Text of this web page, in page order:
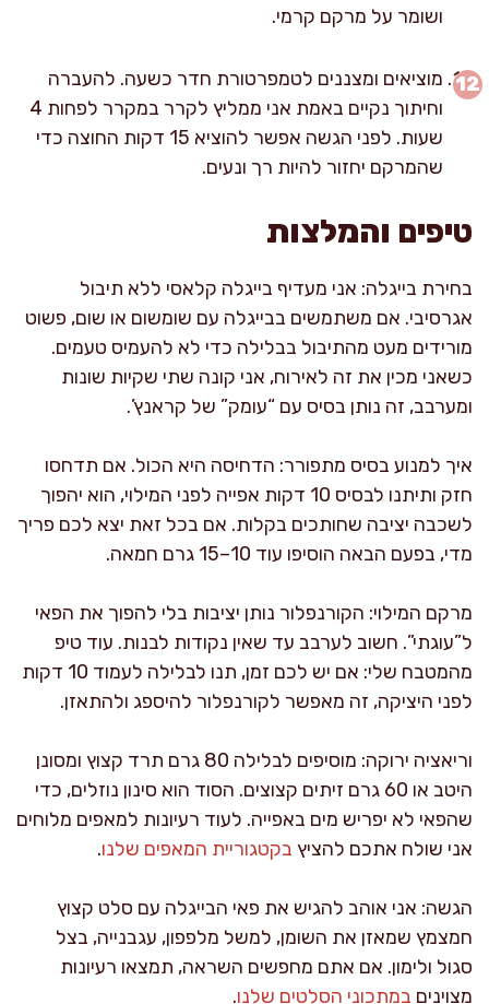
ושומר על מרקם קרמי.
מוציאים ומצננים לטמפרטורת חדר כשעה. להעברה
וחיתוך נקיים באמת אני ממליץ לקרר במקרר לפחות 4
שעות. לפני הגשה אפשר להוציא 15 דקות החוצה כדי
שהמרקם יחזור להיות רך ונעים.
טיפים והמלצות
בחירת בייגלה: אני מעדיף בייגלה קלאסי ללא תיבול
אגרסיבי. אם משתמשים בבייגלה עם שומשום או שום, פשוט
מורידים מעט מהתיבול בבלילה כדי לא להעמיס טעמים.
כשאני מכין את זה לאירוח, אני קונה שתי שקיות שונות
ומערבב, זה נותן בסיס עם “עומק” של קראנץ’.
איך למנוע בסיס מתפורר: הדחיסה היא הכול. אם תדחסו
חזק ותיתנו לבסיס 10 דקות אפייה לפני המילוי, הוא יהפוך
לשכבה יציבה שחותכים בקלות. אם בכל זאת יצא לכם פריך
מדי, בפעם הבאה הוסיפו עוד 10–15 גרם חמאה.
מרקם המילוי: הקורנפלור נותן יציבות בלי להפוך את הפאי
ל”עוגתי”. חשוב לערבב עד שאין נקודות לבנות. עוד טיפ
מהמטבח שלי: אם יש לכם זמן, תנו לבלילה לעמוד 10 דקות
לפני היציקה, זה מאפשר לקורנפלור להיספג ולהתאזן.
וריאציה ירוקה: מוסיפים לבלילה 80 גרם תרד קצוץ ומסונן
היטב או 60 גרם זיתים קצוצים. הסוד הוא סינון נוזלים, כדי
שהפאי לא יפריש מים באפייה. לעוד רעיונות למאפים מלוחים
אני שולח אתכם להציץ בקטגוריית המאפים שלנו.
הגשה: אני אוהב להגיש את פאי הבייגלה עם סלט קצוץ
חמצמץ שמאזן את השומן, למשל מלפפון, עגבנייה, בצל
סגול ולימון. אם אתם מחפשים השראה, תמצאו רעיונות
מצוינים במתכוני הסלטים שלנו.